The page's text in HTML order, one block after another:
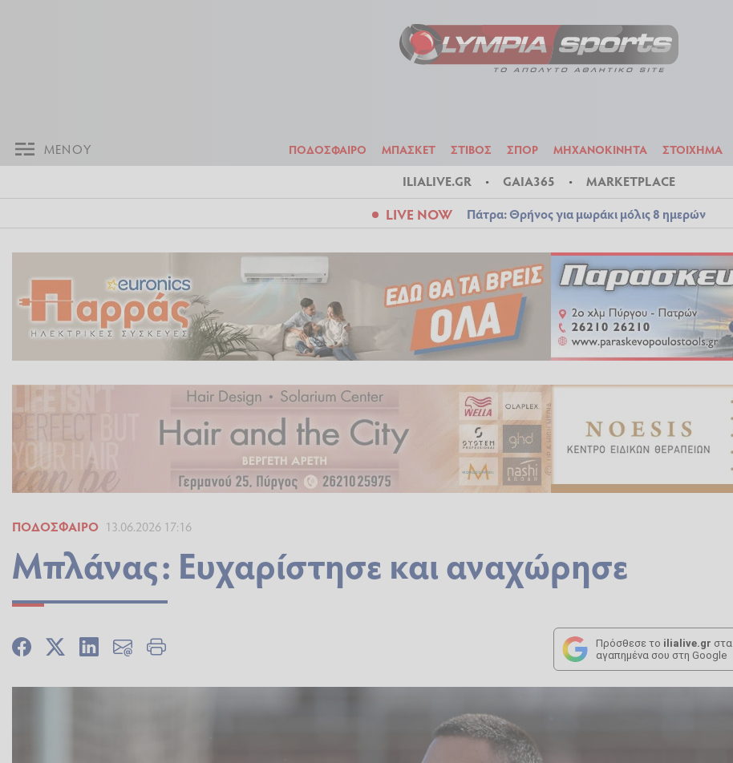
ΜΕΝΟΥ ΠΟΔΟΣΦΑΙΡΟ ΜΠΑΣΚΕΤ ΣΤΙΒΟΣ ΣΠΟΡ ΜΗΧΑΝΟΚΙΝΗΤΑ ΣΤΟΙΧΗΜΑ
ILIALIVE.GR GAIA365 MARKETPLACE
LIVE NOW Πάτρα: Θρήνος για μωράκι μόλις 8 ημερών
ΠΟΔΟΣΦΑΙΡΟ ΜΠΑΣΚΕΤ ΣΤΙΒΟΣ ΣΠΟΡ ΜΗΧΑΝΟΚΙΝΗΤΑ
ΠΟΔΌΣΦΑΙΡΟ 13.06.2026 17:16
Μπλάνας: Ευχαρίστησε και αναχώρησε
Πρόσθεσε το ilialive.gr στα
αγαπημένα σου στη Google